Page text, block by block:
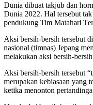
Dunia dibuat takjub dan
Dunia 2022. Hal tersebut
pendukung Tim Matahari
Aksi bersih-bersih tersebut
nasional (timnas) Jepang
melakukan aksi bersih-
Aksi bersih-bersih tersebut
merupakan kebiasaan yang
ketika menonton